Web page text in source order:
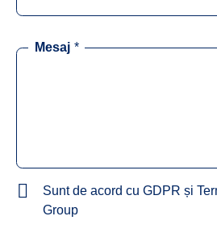
Mesaj *
Sunt de acord cu GDPR și
Group